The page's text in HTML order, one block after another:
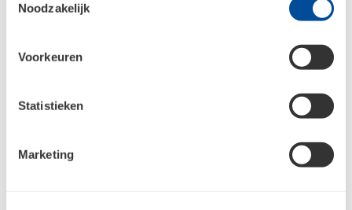
Noodzakelijk
Voorkeuren
Statistieken
Marketing
Heb je genoeg punten gespaard en wil je een